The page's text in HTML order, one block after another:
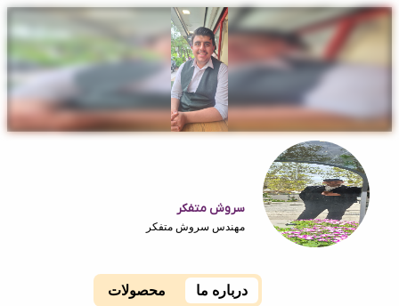
سروش متفکر
مهندس سروش متفکر
محصولات